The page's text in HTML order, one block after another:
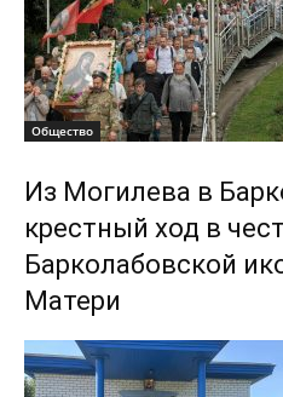
Общество
Из Могилева в
крестный ход в
Барколабовской
Матери